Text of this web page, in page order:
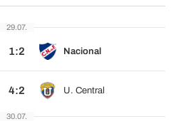
29.07.
1:2 Nacional
4:2 U. Central
30.07.